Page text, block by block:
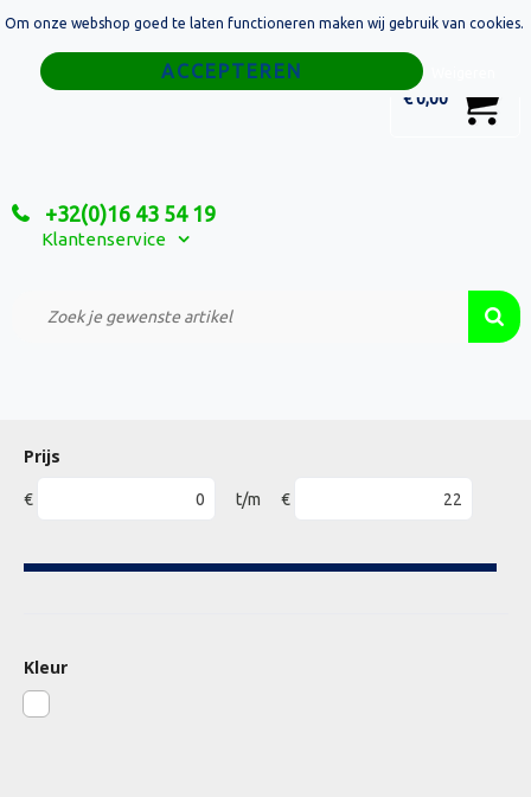
€ 0,00
+32(0)16 43 54 19
Klantenservice
Home
Relatiegeschenken
Custom Made Projecten
Prijs
€ t/m €
Kleur
Om onze webshop goed te laten functioneren maken wij gebruik van cookies.